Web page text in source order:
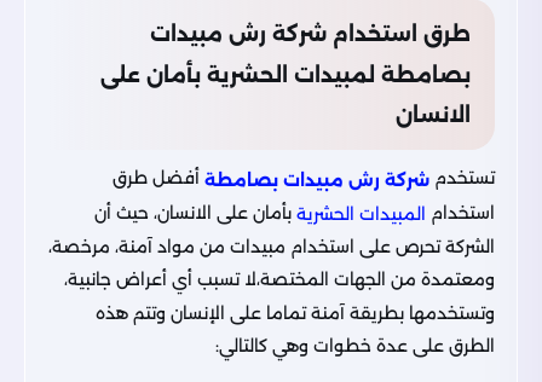
طرق استخدام شركة رش مبيدات
بصامطة لمبيدات الحشرية بأمان على
الانسان
تستخدم شركة رش مبيدات بصامطة أفضل طرق
استخدام المبيدات الحشرية بأمان على الانسان، حيث أن
الشركة تحرص على استخدام مبيدات من مواد آمنة، مرخصة،
ومعتمدة من الجهات المختصة،لا تسبب أي أعراض جانبية،
وتستخدمها بطريقة آمنة تماما على الإنسان وتتم هذه
الطرق على عدة خطوات وهي كالتالي: